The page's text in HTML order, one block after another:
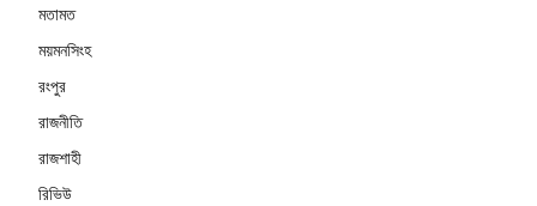
মতামত
ময়মনসিংহ
রংপুর
রাজনীতি
রাজশাহী
রিভিউ